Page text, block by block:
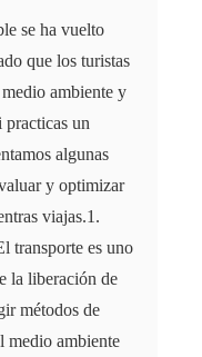
se ha vuelto
que los turistas
ambiente y
practicas un
algunas
y optimizar
viajas.1.
transporte es uno
la liberación de
métodos de
medio ambiente